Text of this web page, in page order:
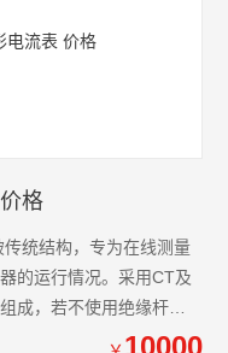
格
统结构，专为在线测量
的运行情况。采用CT及
成，若不使用绝缘杆，
流表使用，能准确测出
10000